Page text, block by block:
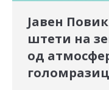
Јавен
штети на
од